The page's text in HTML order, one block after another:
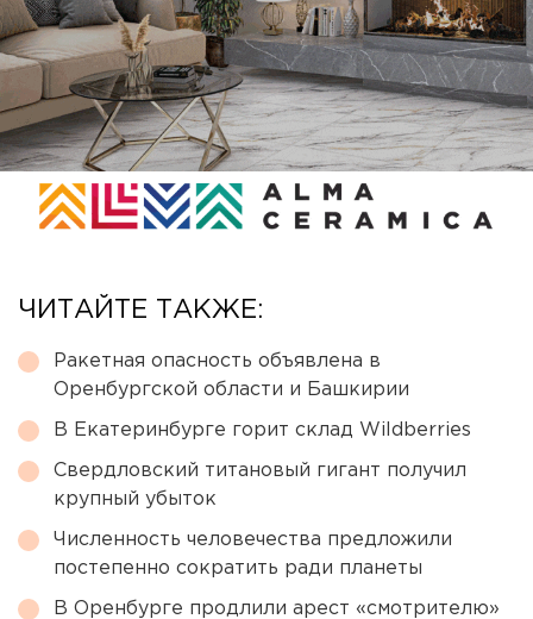
ЧИТАЙТЕ ТАКЖЕ:
Ракетная опасность объявлена в
Оренбургской области и Башкирии
В Екатеринбурге горит склад Wildberries
Свердловский титановый гигант получил
крупный убыток
Численность человечества предложили
постепенно сократить ради планеты
В Оренбурге продлили арест «смотрителю»